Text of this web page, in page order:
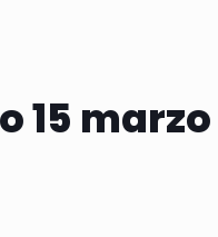
15